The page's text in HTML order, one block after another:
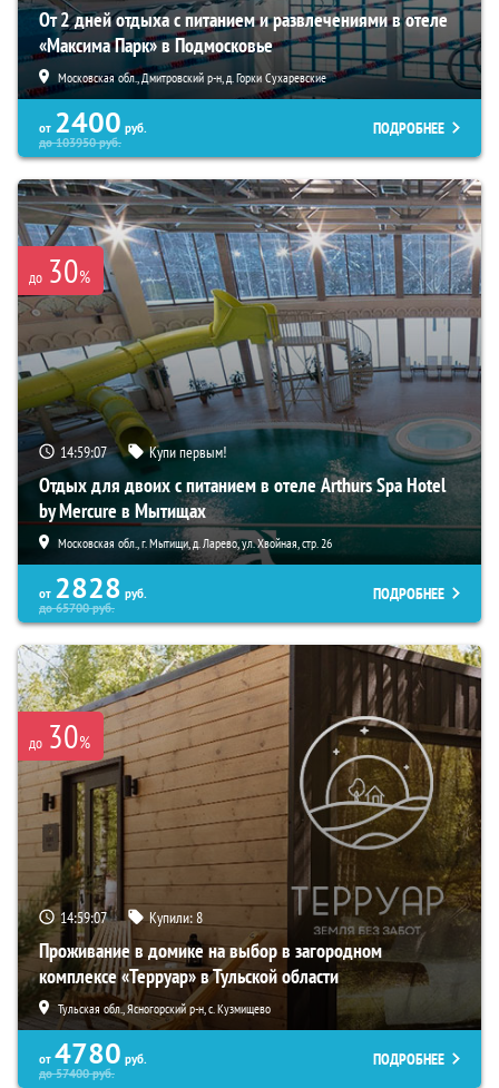
От 2 дней отдыха с питанием и развлечениями в отеле
«Максима Парк» в Подмосковье
Московская обл., Дмитровский р-н, д. Горки Сухаревские
от 2400 руб.
до103950руб.
ПОДРОБНЕЕ
до 30%
14:59:06 Купи первым!
Отдых для двоих с питанием в отеле Arthurs Spa Hotel
by Mercure в Мытищах
Московская обл., г. Мытищи, д. Ларево, ул. Хвойная, стр. 26
от 2828 руб.
до65700руб.
ПОДРОБНЕЕ
до 30%
14:59:06 Купили:8
Проживание в домике на выбор в загородном
комплексе «Терруар» в Тульской области
Тульская обл., Ясногорский р-н, с. Кузмищево
от 4780 руб.
до57400руб.
ПОДРОБНЕЕ